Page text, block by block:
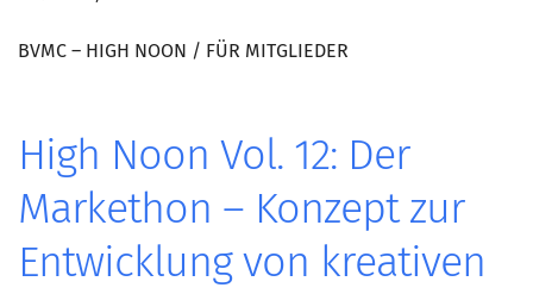
BVMC – HIGH NOON / FÜR MITGLIEDER
High Noon Vol. 12: Der
Markethon – Konzept zur
Entwicklung von kreativen